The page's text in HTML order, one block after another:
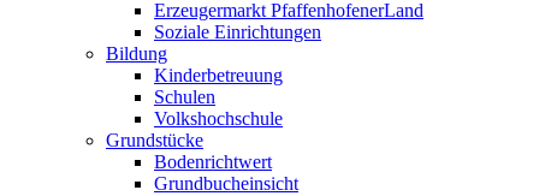
Erzeugermarkt PfaffenhofenerLand
Soziale Einrichtungen
Bildung
Kinderbetreuung
Schulen
Volkshochschule
Grundstücke
Bodenrichtwert
Grundbucheinsicht